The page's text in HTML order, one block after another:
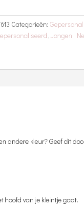
Categorieën:
, Jongen,
andere kleur? Geef dit
hoofd van je kleintje gaat.